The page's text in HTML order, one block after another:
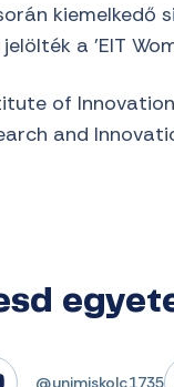
kiemelkedő
a ’EIT
of
and
@unimiskolc1735